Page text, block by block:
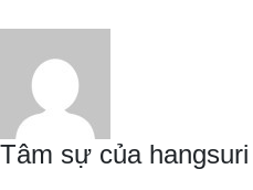
Tâm sự của hangsuri